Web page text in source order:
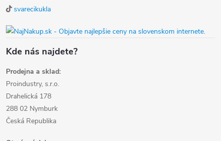
svarecikukla
Kde nás najdete?
Prodejna a sklad:
Proindustry, s.r.o.
Drahelická 178
288 02 Nymburk
Česká Republika